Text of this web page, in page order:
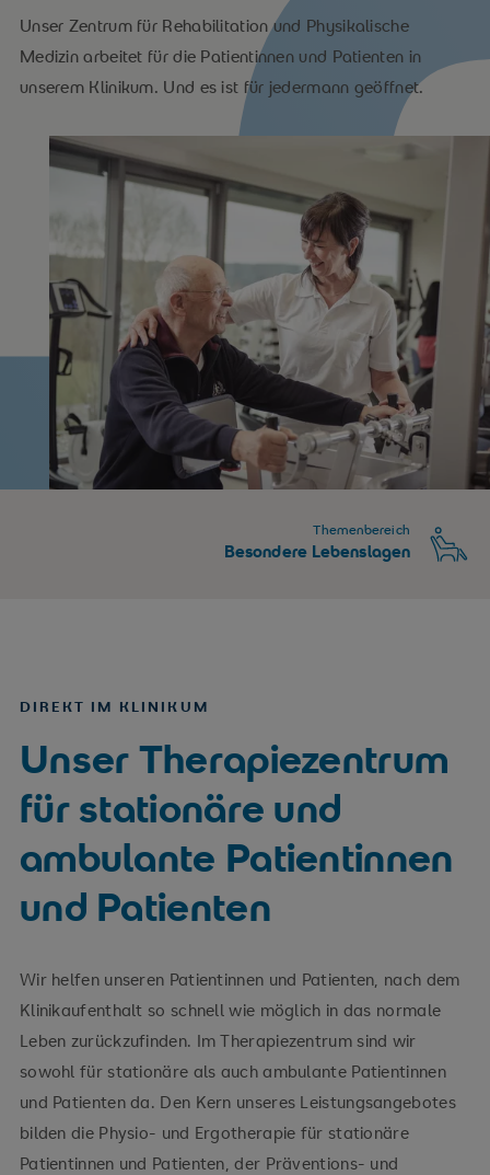
Unser Zentrum für Rehabilitation und Physikalische
Medizin arbeitet für die Patientinnen und Patienten in
unserem Klinikum. Und es ist für jedermann geöffnet.
Themenbereich
Besondere Lebenslagen
DIREKT IM KLINIKUM
Unser Therapiezentrum
für stationäre und
ambulante Patientinnen
und Patienten
Wir helfen unseren Patientinnen und Patienten, nach dem
Klinikaufenthalt so schnell wie möglich in das normale
Leben zurückzufinden. Im Therapiezentrum sind wir
sowohl für stationäre als auch ambulante Patientinnen
und Patienten da. Den Kern unseres Leistungsangebotes
bilden die Physio- und Ergotherapie für stationäre
Patientinnen und Patienten, der Präventions- und